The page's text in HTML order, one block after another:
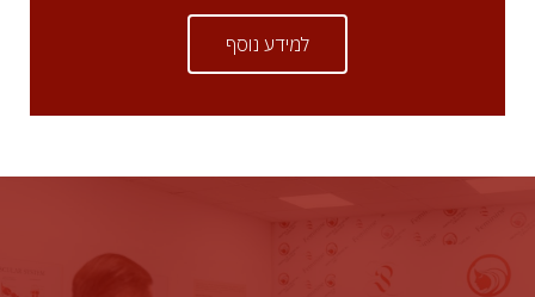
למידע נוסף